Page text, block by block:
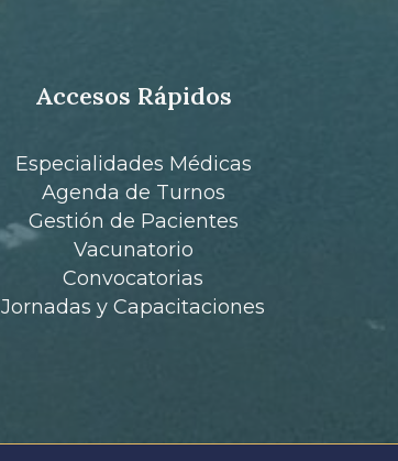
Accesos Rápidos
Especialidades Médicas
Agenda de Turnos
Gestión de Pacientes
Vacunatorio
Convocatorias
Jornadas y Capacitaciones